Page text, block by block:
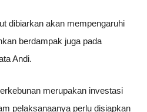
dibiarkan akan mempengaruhi
berdampak juga pada
Andi.
merupakan investasi
pelaksanaanya perlu disiapkan